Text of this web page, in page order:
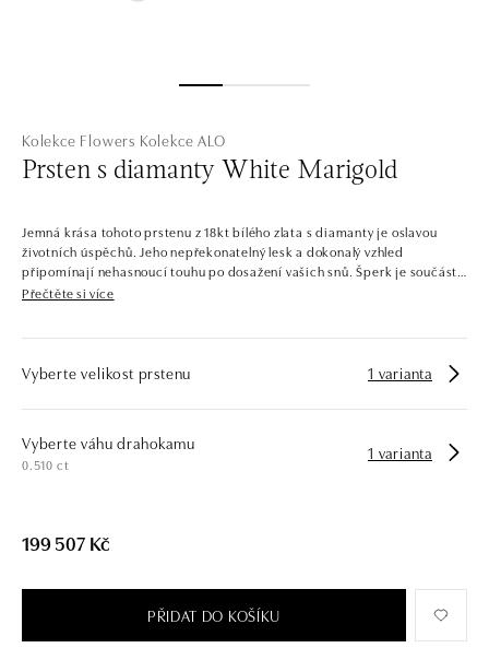
Kolekce Flowers Kolekce ALO
Prsten s diamanty White Marigold
Jemná krása tohoto prstenu z 18kt bílého zlata s diamanty je oslavou
životních úspěchů. Jeho nepřekonatelný lesk a dokonalý vzhled
připomínají nehasnoucí touhu po dosažení vašich snů. Šperk je součástí
kolekce Flowers.
jsou zasazeny do žlutého, bílého a růžového zlata tvarovaného do
okouzlujících tradičních i exotických květin. Náramky, náušnice, prsteny
a náhrdelníky ALO diamonds v této kolekci zdobí nejčastěji královna
Společnost ALO diamonds vyrábí v Čechách šperky z diamantů a
námi pouze šperk, ale také chytrou investici.
Přečtěte si více
Vyberte velikost prstenu 1 varianta
Vyberte váhu drahokamu
0.510 ct
1 varianta
199 507 Kč
PŘIDAT DO KOŠÍKU